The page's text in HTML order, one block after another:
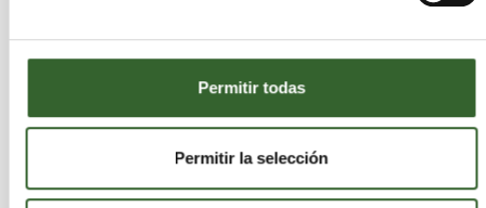
Permitir todas
Permitir la selección
MEDIOAMBIENTAL,
S.L. - SOBRADO
Sobrado | Trabaja enCoruña (A)